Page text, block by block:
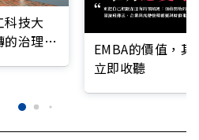
技大
治理實
EMBA的價值，
立即收聽